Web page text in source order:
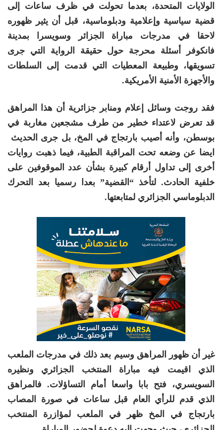
الولايات المتحدة، بعدما تحولت في ظرف ساعات إلى
قضية سياسية وإعلامية ودبلوماسية، قبل أن يثير ظهوره
لاحقا في مدرجات مباراة الجزائر وسويسرا بمدينة
فانكوفر أسئلة محرجة حول حقيقة الرواية التي جرى
تسويقها، وطبيعة المعطيات التي قدمت إلى السلطات
والأجهزة الأمنية الأمريكية.
فقد روجت وسائل إعلام ومنابر جزائرية أن هذا المراهق
قد تعرض لاعتداء خطير من طرف مشجعين مغاربة في
بوسطن، وأنه أصيب بارتجاج في المخ، بل جرى الحديث
ايضا عن وضعه تحت المراقبة الطبية، فيما ذهبت روايات
أخرى إلى تداول أرقام كبيرة بشأن عدد الموقوفين على
خلفية الحادث. لتأخذ “القضية” بعدا رسميا بعد التحرك
الدبلوماسي الجزائري لمتابعتها.
غير أن ظهور المراهق وسيم بعد ذلك في مدرجات الملعب
الذي اقيمت فيه مباراة المنتخب الجزائري ونظيره
السويسري، فتح بابا واسعا أمام التساؤلات. فالمراهق
الذي قدم للرأي العام قبل ساعات في صورة المصاب
بارتجاج في المخ ظهر في الملعب لمؤازرة المنتخب